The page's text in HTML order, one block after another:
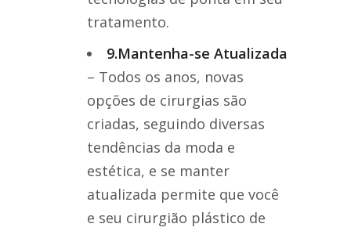
tratamento.
9.Mantenha-se Atualizada
– Todos os anos, novas
opções de cirurgias são
criadas, seguindo diversas
tendências da moda e
estética, e se manter
atualizada permite que você
e seu cirurgião plástico de